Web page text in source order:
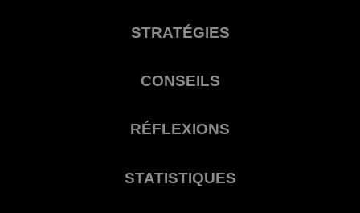
STRATÉGIES
CONSEILS
RÉFLEXIONS
STATISTIQUES